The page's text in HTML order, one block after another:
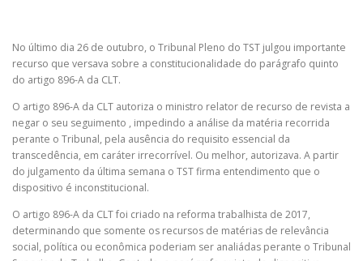
No último dia 26 de outubro, o Tribunal Pleno do TST julgou importante
recurso que versava sobre a constitucionalidade do parágrafo quinto
do artigo 896-A da CLT.
O artigo 896-A da CLT autoriza o ministro relator de recurso de revista a
negar o seu seguimento , impedindo a análise da matéria recorrida
perante o Tribunal, pela ausência do requisito essencial da
transcedência, em caráter irrecorrível. Ou melhor, autorizava. A partir
do julgamento da última semana o TST firma entendimento que o
dispositivo é inconstitucional.
O artigo 896-A da CLT foi criado na reforma trabalhista de 2017,
determinando que somente os recursos de matérias de relevância
social, política ou econômica poderiam ser analiádas perante o Tribunal